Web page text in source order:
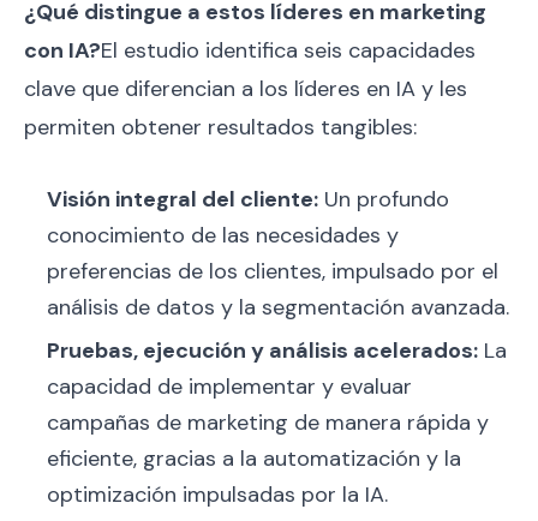
¿Qué distingue a estos líderes en marketing
con IA?El estudio identifica seis capacidades
clave que diferencian a los líderes en IA y les
permiten obtener resultados tangibles:
Visión integral del cliente: Un profundo
conocimiento de las necesidades y
preferencias de los clientes, impulsado por el
análisis de datos y la segmentación avanzada.
Pruebas, ejecución y análisis acelerados: La
capacidad de implementar y evaluar
campañas de marketing de manera rápida y
eficiente, gracias a la automatización y la
optimización impulsadas por la IA.